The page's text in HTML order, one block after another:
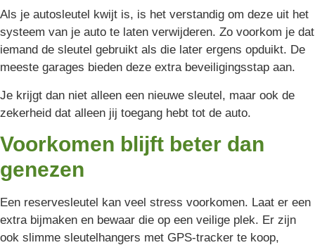
Als je autosleutel kwijt is, is het verstandig om deze uit het
systeem van je auto te laten verwijderen. Zo voorkom je dat
iemand de sleutel gebruikt als die later ergens opduikt. De
meeste garages bieden deze extra beveiligingsstap aan.
Je krijgt dan niet alleen een nieuwe sleutel, maar ook de
zekerheid dat alleen jij toegang hebt tot de auto.
Voorkomen blijft beter dan
genezen
Een reservesleutel kan veel stress voorkomen. Laat er een
extra bijmaken en bewaar die op een veilige plek. Er zijn
ook slimme sleutelhangers met GPS-tracker te koop,